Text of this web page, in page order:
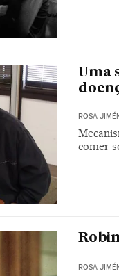
Uma
ROSA
comer
ROSA